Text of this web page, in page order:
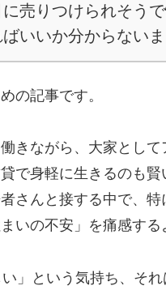
に売りつけられそう
いいか分からない
の記事です。
きながら、大家として
で身軽に生きるのも賢
さんと接する中で、
いの不安」を痛感する
」という気持ち、そ